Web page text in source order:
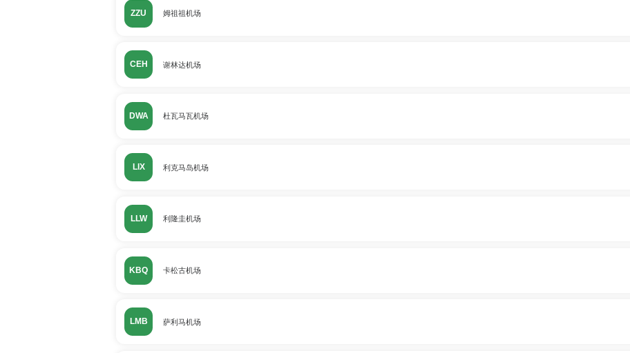
ZZU 姆祖祖机场
CEH 谢林达机场
DWA 杜瓦马瓦机场
LIX 利克马岛机场
LLW 利隆圭机场
KBQ 卡松古机场
LMB 萨利马机场